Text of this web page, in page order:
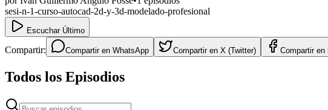
sesi-n-1-curso-autocad-2d-y-3d-modelado-profesional
Escuchar Último
Compartir: Compartir en WhatsApp Compartir en X (Twitter) Compartir en
Todos los Episodios